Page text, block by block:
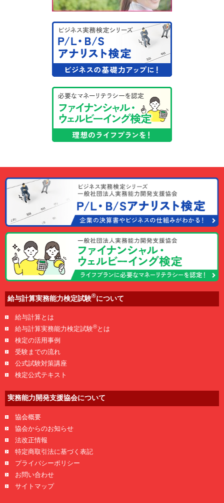
給与計算実務能力検定試験®について
給与計算とは
給与計算実務能力検定試験®とは
検定の活用事例
受験までの流れ
公式試験対策講座
検定公式テキスト
実務能力開発支援協会について
協会概要
協会からのお知らせ
法改正情報
特定商取引法に基づく表記
プライバシーポリシー
お問い合わせ
サイトマップ